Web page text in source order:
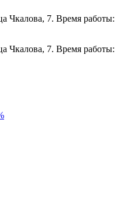
Чкалова, 7. Время работы:
Чкалова, 7. Время работы: